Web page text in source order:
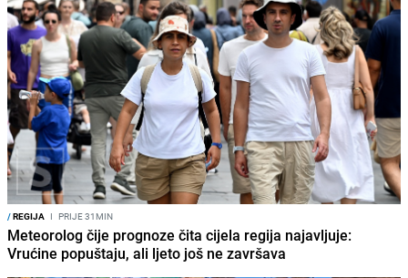
/REGIJA I PRIJE 31MIN
Meteorolog čije prognoze čita cijela regija najavljuje:
Vrućine popuštaju, ali ljeto još ne završava